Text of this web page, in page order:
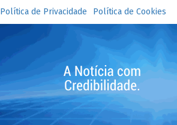
Política de Privacidade Política de Cookies